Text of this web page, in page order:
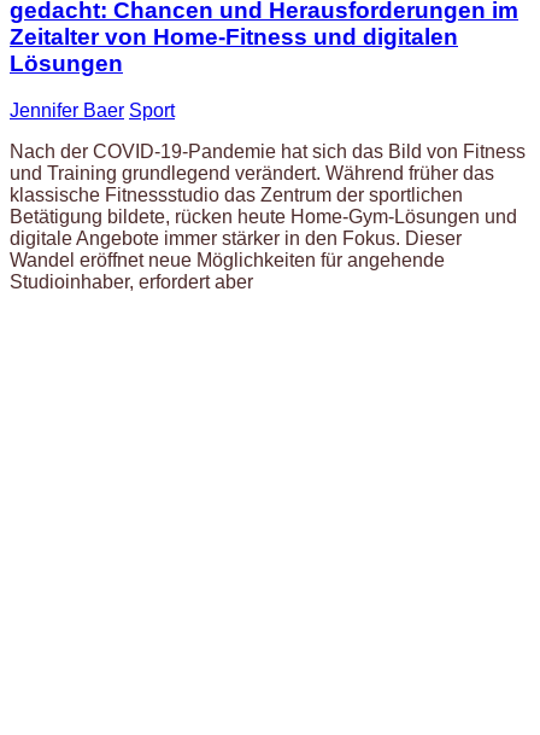
gedacht: Chancen und Herausforderungen im
Zeitalter von Home-Fitness und digitalen
Lösungen
Jennifer Baer Sport
Nach der COVID-19-Pandemie hat sich das Bild von Fitness
und Training grundlegend verändert. Während früher das
klassische Fitnessstudio das Zentrum der sportlichen
Betätigung bildete, rücken heute Home-Gym-Lösungen und
digitale Angebote immer stärker in den Fokus. Dieser
Wandel eröffnet neue Möglichkeiten für angehende
Studioinhaber, erfordert aber